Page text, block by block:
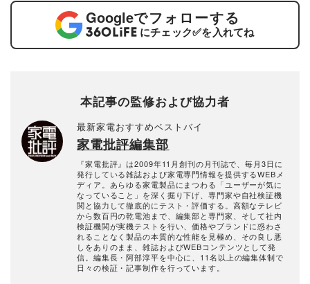
Googleでフォローする
にチェック✅を入れてね
本記事の監修および協力者
最新家電おすすめベストバイ
家電批評編集部
『家電批評』は2009年11月創刊の月刊誌で、毎月3日に
発行している雑誌および家電専門情報を提供するWEBメ
ディア。あらゆる家電製品にまつわる「ユーザーが気に
なっていること」を深く掘り下げ、専門家や自社検証機
関と協力して徹底的にテスト・評価する。高額なテレビ
から数百円の乾電池まで、編集部と専門家、そして社内
検証機関が実機テストを行い、価格やブランドに惑わさ
れることなく製品の本質的な性能を見極め、その良し悪
しをありのまま、雑誌およびWEBコンテンツとして発
信。編集長・阿部淳平を中心に、11名以上の編集体制で
日々の検証・記事制作を行っています。